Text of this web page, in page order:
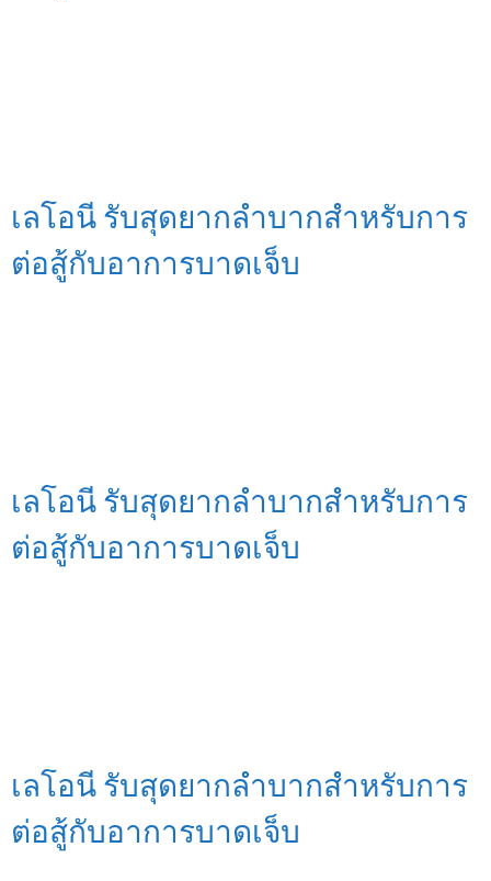
เลโอนี รับสุดยากลำบากสำหรับการ
ต่อสู้กับอาการบาดเจ็บ
เลโอนี รับสุดยากลำบากสำหรับการ
ต่อสู้กับอาการบาดเจ็บ
เลโอนี รับสุดยากลำบากสำหรับการ
ต่อสู้กับอาการบาดเจ็บ